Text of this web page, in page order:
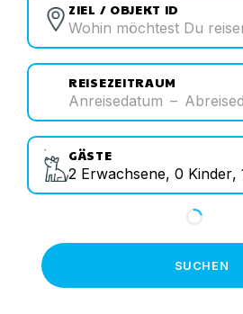
ZIEL / OBJEKT ID
REISEZEITRAUM
Anreisedatum –
GÄSTE
2 Erwachsene, 0 Kinder,
SUCHEN